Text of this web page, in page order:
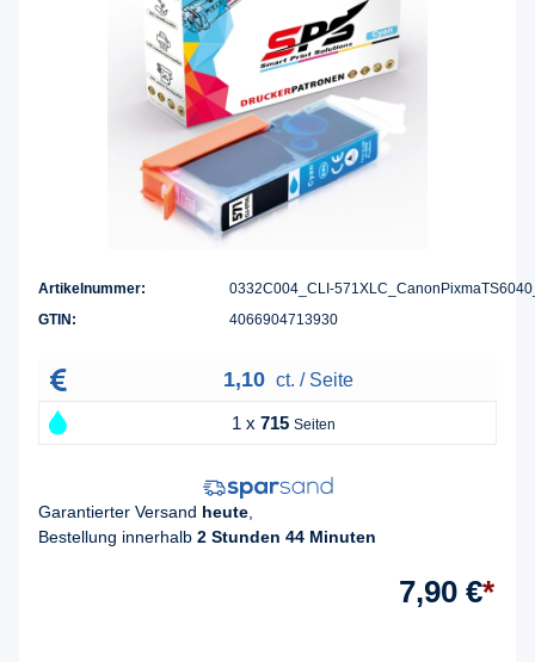
Artikelnummer:
0332C004_CLI-
GTIN:
4066904713930
1,10 ct. / Seite
1 x 715 Seiten
Garantierter Versand heute
Bestellung innerhalb 2 Stunden 44 Minuten
7,90 €*